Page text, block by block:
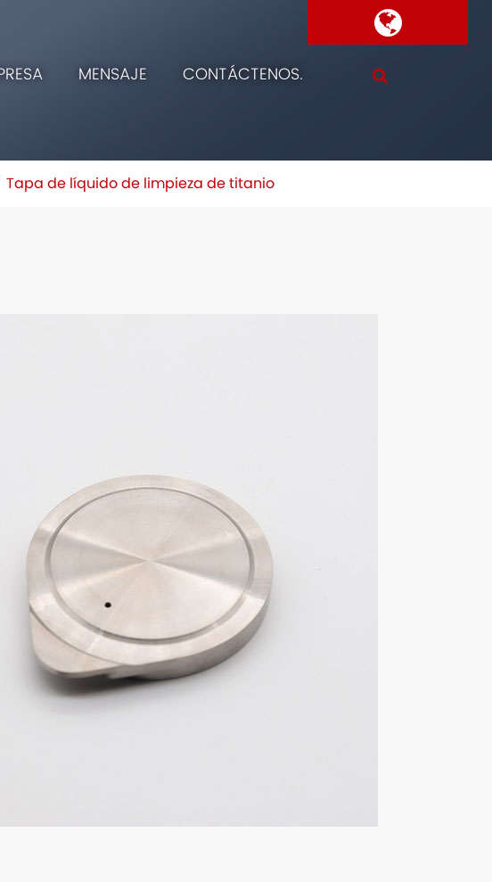
MENSAJE CONTÁCTENOS.
Tapa de líquido de limpieza de titanio